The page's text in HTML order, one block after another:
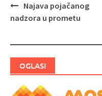
Navigacija
Najava pojačanog
nadzora u prometu
OGLASI